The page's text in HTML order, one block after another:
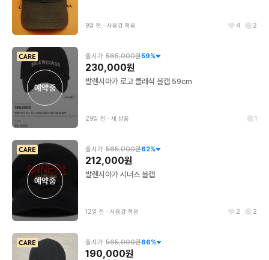
9일 전 ∙ 사용감 적음 4 2
예약중
출시가 565,000원59%
230,000원
발렌시아가 로고 클래식 볼캡 59cm
29일 전 ∙ 새 상품 1
예약중
출시가 565,000원62%
212,000원
발렌시아가 시너스 볼캡
12일 전 ∙ 사용감 적음 2 2
출시가 565,000원66%
190,000원